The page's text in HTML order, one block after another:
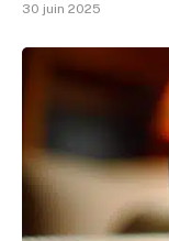
30 juin 2025